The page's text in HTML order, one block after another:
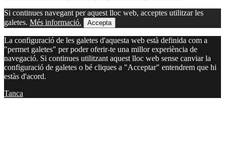
Si continues navegant per aquest lloc web, acceptes utilitzar les
galetes. Més informació. Accepta
La configuració de les galetes d'aquesta web està definida com a
"permet galetes" per poder oferir-te una millor experiència de
navegació. Si continues utilitzant aquest lloc web sense canviar la
configuració de galetes o bé cliques a "Acceptar" entendrem que hi
estàs d'acord.
Tanca